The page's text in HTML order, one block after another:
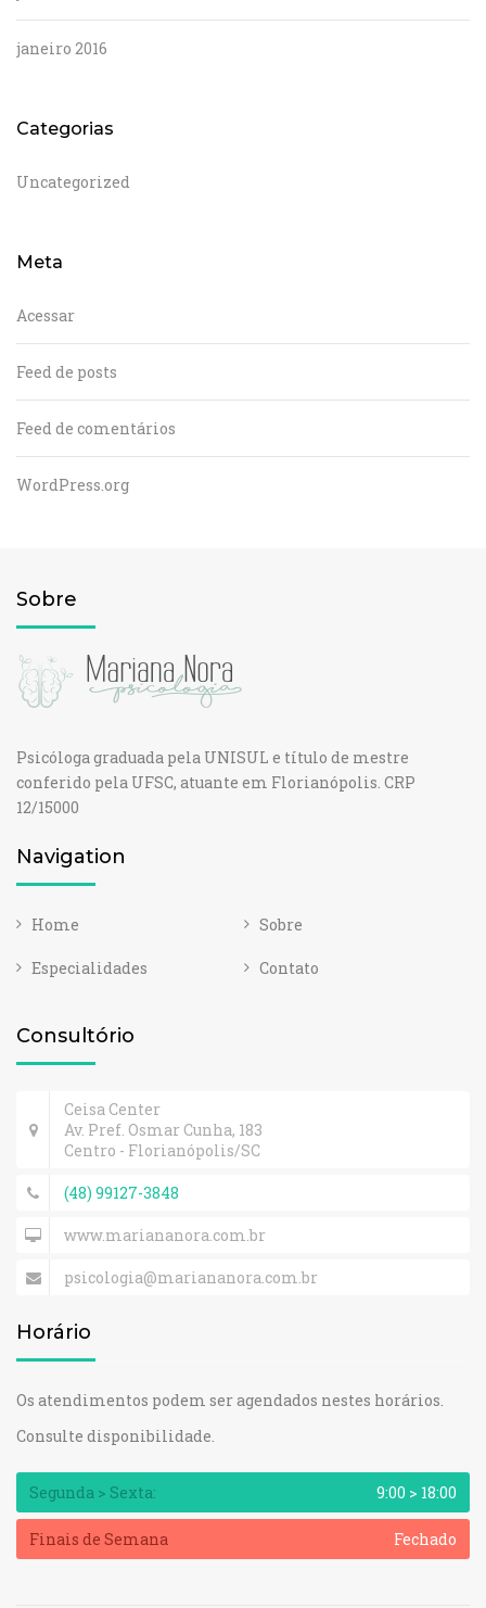
janeiro 2016
Categorias
Uncategorized
Meta
Acessar
Feed de posts
Feed de comentários
WordPress.org
Sobre
Psicóloga graduada pela UNISUL e título de mestre
conferido pela UFSC, atuante em Florianópolis. CRP
12/15000
Navigation
Home Sobre
Especialidades Contato
Consultório
Ceisa Center
Av. Pref. Osmar Cunha, 183
Centro - Florianópolis/SC
(48) 99127-3848
www.mariananora.com.br
psicologia@mariananora.com.br
Horário
Os atendimentos podem ser agendados nestes horários.
Consulte disponibilidade.
Segunda > Sexta: 9:00 > 18:00
Finais de Semana Fechado